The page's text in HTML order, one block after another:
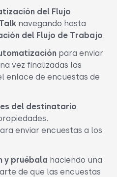
del Flujo
navegando hasta
del Flujo de Trabajo.
para enviar
vez finalizadas las
enlace de encuestas de
del destinatario
enviar encuestas a los
y pruébala haciendo una
de que las encuestas